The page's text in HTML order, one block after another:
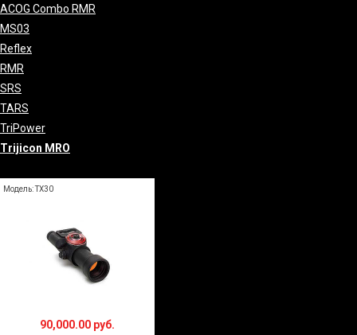
ACOG Combo RMR
MS03
Reflex
RMR
SRS
TARS
TriPower
Trijicon MRO
Модель: TX30
90,000.00 руб.